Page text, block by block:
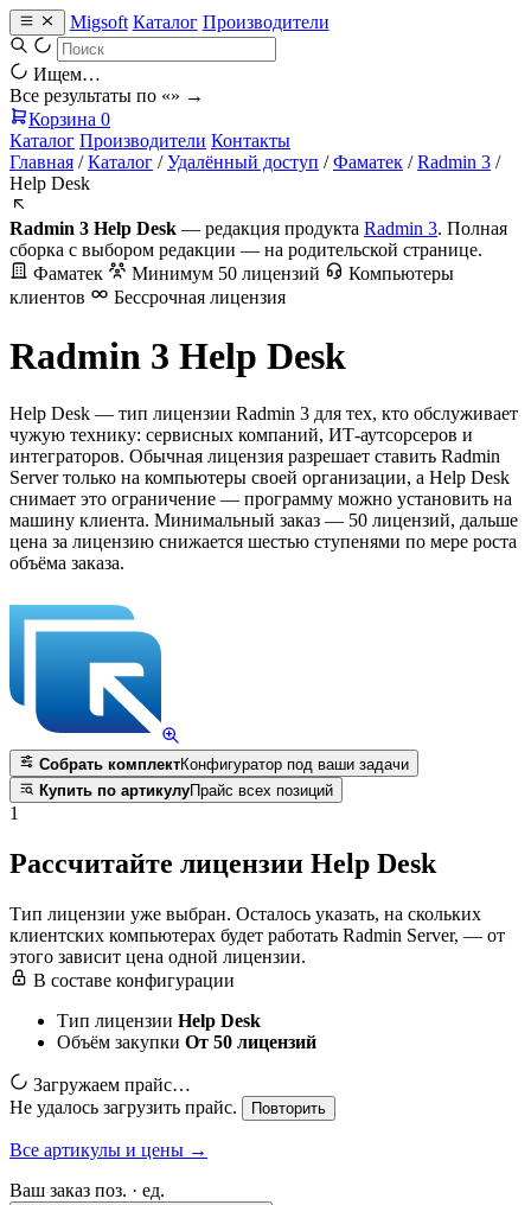
Migsoft Каталог Производители
Ищем…
Все результаты по «» →
Корзина 0
Каталог Производители Контакты
Главная / Каталог / Удалённый доступ / Фаматек / Radmin 3 /
Help Desk
Radmin 3 Help Desk — редакция продукта Radmin 3. Полная
сборка с выбором редакции — на родительской странице.
Фаматек
Минимум 50 лицензий
Компьютеры
клиентов
Бессрочная лицензия
Radmin 3 Help Desk
Help Desk — тип лицензии Radmin 3 для тех, кто обслуживает
чужую технику: сервисных компаний, ИТ-аутсорсеров и
интеграторов. Обычная лицензия разрешает ставить Radmin
Server только на компьютеры своей организации, а Help Desk
снимает это ограничение — программу можно установить на
машину клиента. Минимальный заказ — 50 лицензий, дальше
цена за лицензию снижается шестью ступенями по мере роста
объёма заказа.
Собрать комплектКонфигуратор под ваши задачи
Купить по артикулуПрайс всех позиций
1
Рассчитайте лицензии Help Desk
Тип лицензии уже выбран. Осталось указать, на скольких
клиентских компьютерах будет работать Radmin Server, — от
этого зависит цена одной лицензии.
В составе конфигурации
Тип лицензии Help Desk
Объём закупки От 50 лицензий
Загружаем прайс…
Не удалось загрузить прайс.
Повторить
Все артикулы и цены →
Ваш заказ поз. · ед.